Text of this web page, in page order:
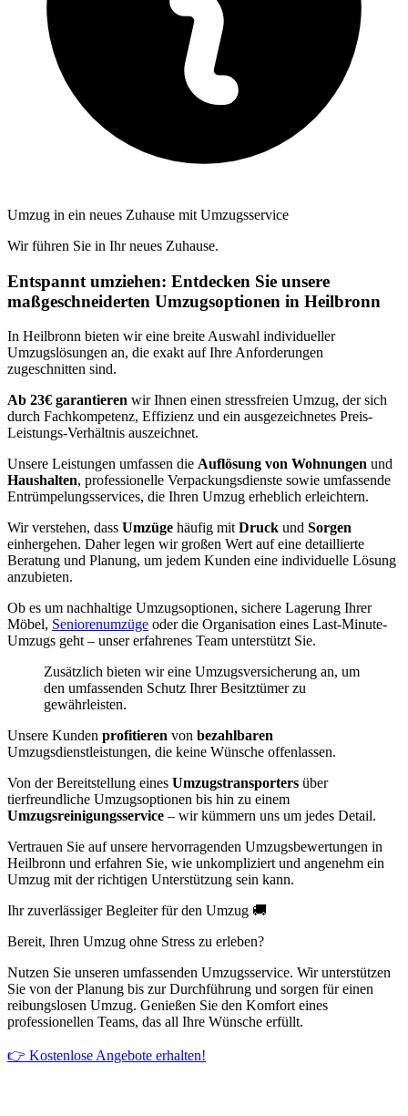
Umzug in ein neues Zuhause mit Umzugsservice
Wir führen Sie in Ihr neues Zuhause.
Entspannt umziehen: Entdecken Sie unsere
maßgeschneiderten Umzugsoptionen in Heilbronn
In Heilbronn bieten wir eine breite Auswahl individueller
Umzugslösungen an, die exakt auf Ihre Anforderungen
zugeschnitten sind.
Ab 23€ garantieren wir Ihnen einen stressfreien Umzug, der sich
durch Fachkompetenz, Effizienz und ein ausgezeichnetes Preis-
Leistungs-Verhältnis auszeichnet.
Unsere Leistungen umfassen die Auflösung von Wohnungen und
Haushalten, professionelle Verpackungsdienste sowie umfassende
Entrümpelungsservices, die Ihren Umzug erheblich erleichtern.
Wir verstehen, dass Umzüge häufig mit Druck und Sorgen
einhergehen. Daher legen wir großen Wert auf eine detaillierte
Beratung und Planung, um jedem Kunden eine individuelle Lösung
anzubieten.
Ob es um nachhaltige Umzugsoptionen, sichere Lagerung Ihrer
Möbel, Seniorenumzüge oder die Organisation eines Last-Minute-
Umzugs geht – unser erfahrenes Team unterstützt Sie.
Zusätzlich bieten wir eine Umzugsversicherung an, um
den umfassenden Schutz Ihrer Besitztümer zu
gewährleisten.
Unsere Kunden profitieren von bezahlbaren
Umzugsdienstleistungen, die keine Wünsche offenlassen.
Von der Bereitstellung eines Umzugstransporters über
tierfreundliche Umzugsoptionen bis hin zu einem
Umzugsreinigungsservice – wir kümmern uns um jedes Detail.
Vertrauen Sie auf unsere hervorragenden Umzugsbewertungen in
Heilbronn und erfahren Sie, wie unkompliziert und angenehm ein
Umzug mit der richtigen Unterstützung sein kann.
Ihr zuverlässiger Begleiter für den Umzug 🚚
Bereit, Ihren Umzug ohne Stress zu erleben?
Nutzen Sie unseren umfassenden Umzugsservice. Wir unterstützen
Sie von der Planung bis zur Durchführung und sorgen für einen
reibungslosen Umzug. Genießen Sie den Komfort eines
professionellen Teams, das all Ihre Wünsche erfüllt.
👉 Kostenlose Angebote erhalten!